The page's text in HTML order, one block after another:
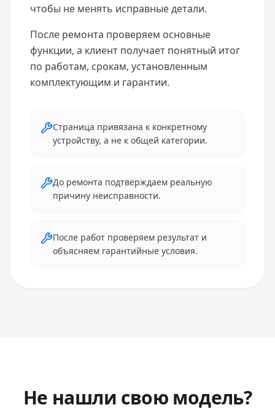
чтобы не менять исправные детали.
После ремонта проверяем основные
функции, а клиент получает понятный итог
по работам, срокам, установленным
комплектующим и гарантии.
Страница привязана к конкретному
устройству, а не к общей категории.
До ремонта подтверждаем реальную
причину неисправности.
После работ проверяем результат и
объясняем гарантийные условия.
Не нашли свою модель?